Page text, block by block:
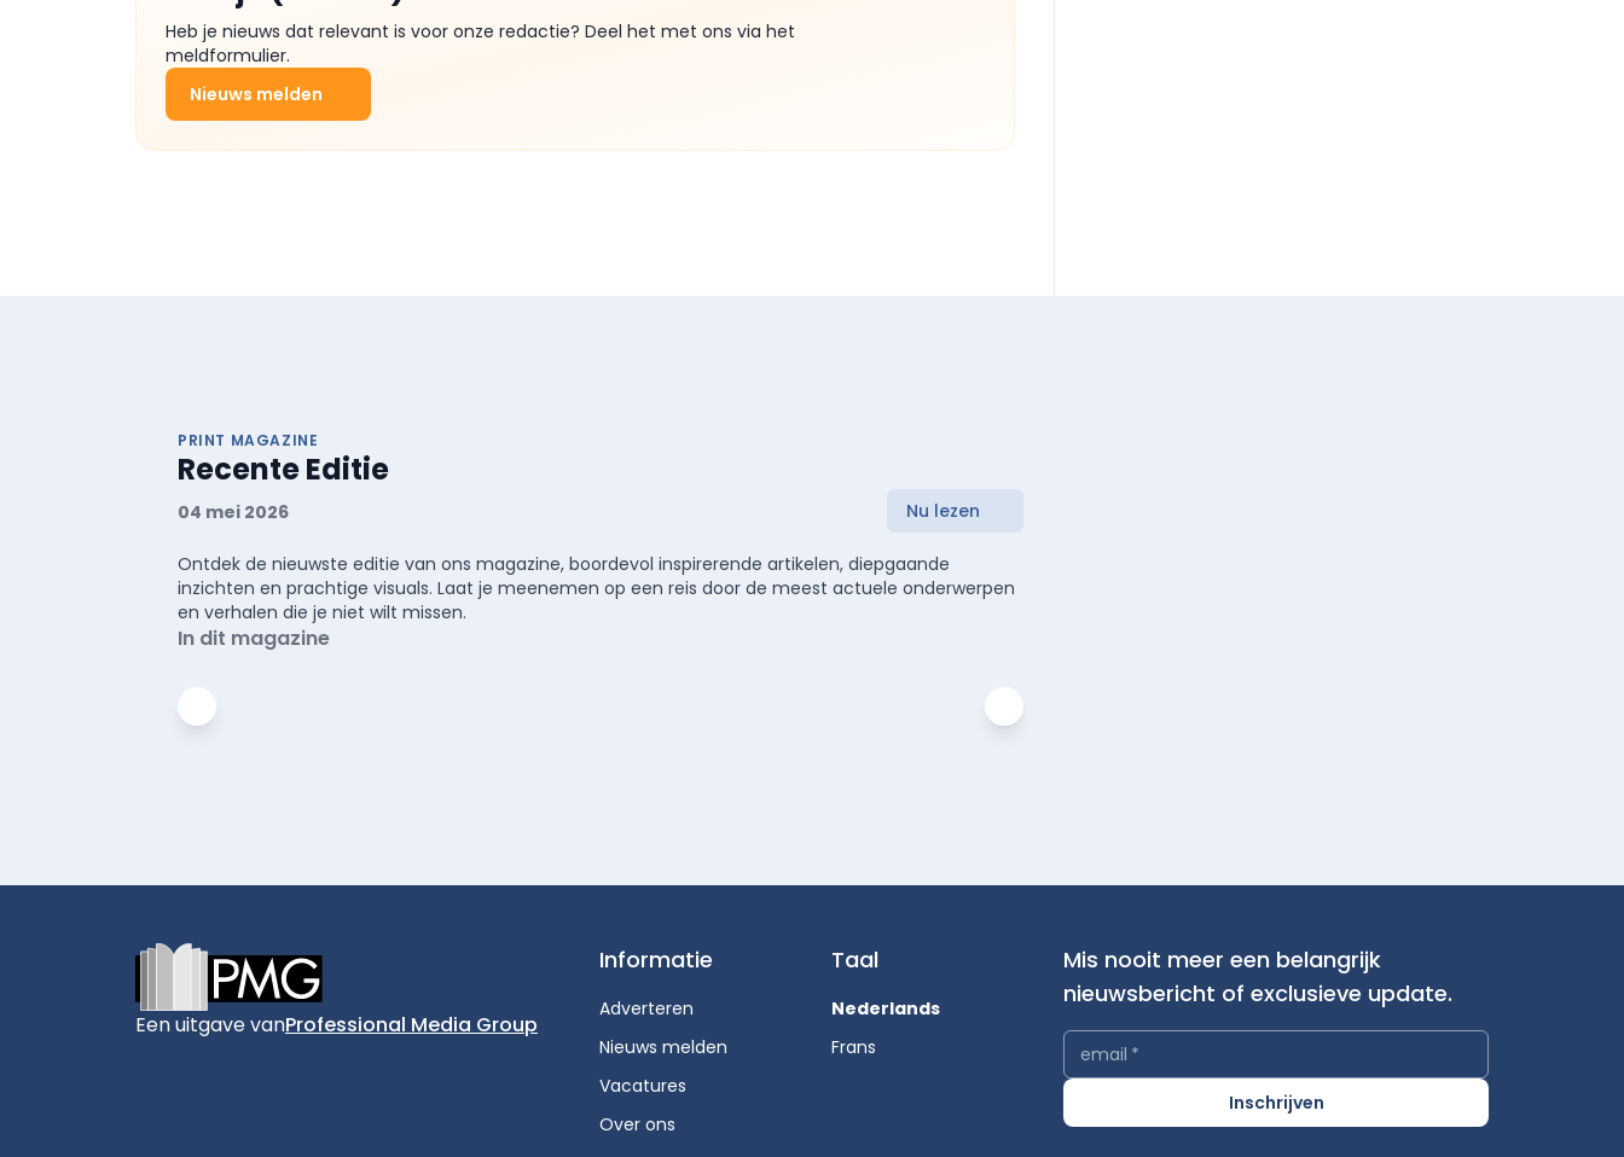
Heb je nieuws dat relevant is voor onze redactie? Deel het met ons via het
meldformulier.
Nieuws melden
PRINT MAGAZINE
Recente Editie
04 mei 2026 Nu lezen
Ontdek de nieuwste editie van ons magazine, boordevol inspirerende artikelen, diepgaande
inzichten en prachtige visuals. Laat je meenemen op een reis door de meest actuele onderwerpen
en verhalen die je niet wilt missen.
In dit magazine
Een uitgave vanProfessional Media Group
Informatie
Adverteren
Nieuws melden
Vacatures
Over ons
Taal
Nederlands
Frans
Mis nooit meer een belangrijk
nieuwsbericht of exclusieve update.
email *
Inschrijven